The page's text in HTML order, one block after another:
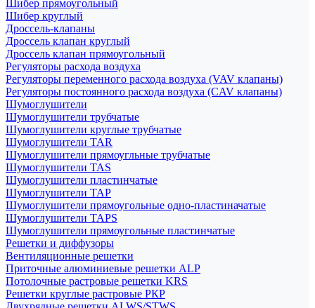
Шибер прямоугольный
Шибер круглый
Дроссель-клапаны
Дроссель клапан круглый
Дроссель клапан прямоугольный
Регуляторы расхода воздуха
Регуляторы переменного расхода воздуха (VAV клапаны)
Регуляторы постоянного расхода воздуха (CAV клапаны)
Шумоглушители
Шумоглушители трубчатые
Шумоглушители круглые трубчатые
Шумоглушители TAR
Шумоглушители прямоугльные трубчатые
Шумоглушители TAS
Шумоглушители пластинчатые
Шумоглушители TAP
Шумоглушители прямоугольные одно-пластиначатые
Шумоглушители TAPS
Шумоглушители прямоугольные пластинчатые
Решетки и диффузоры
Вентиляционные решетки
Приточные алюминиевые решетки ALP
Потолочные растровые решетки KRS
Решетки круглые растровые РКР